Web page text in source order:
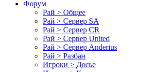
Форум
Рай > Общее
Рай > Сервер SA
Рай > Сервер CR
Рай > Сервер United
Рай > Сервер Anderius
Рай > Разбан
Игроки > Досье